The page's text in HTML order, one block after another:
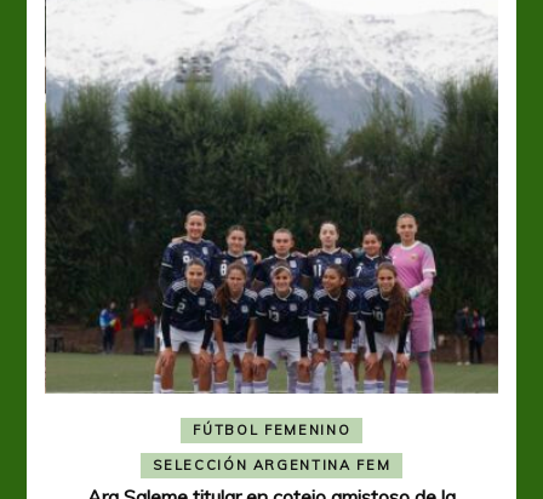
FÚTBOL FEMENINO
SELECCIÓN ARGENTINA FEM